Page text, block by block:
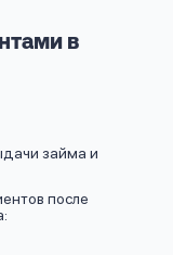
в
займа и
после